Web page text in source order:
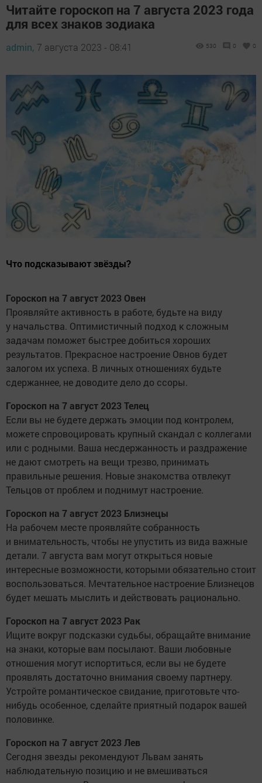
Читайте гороскоп на 7 августа 2023 года
для всех знаков зодиака
admin, 7 августа 2023 - 08:41 530 0 0
Что подсказывают звёзды?
Гороскоп на 7 август 2023 Овен
Проявляйте активность в работе, будьте на виду
у начальства. Оптимистичный подход к сложным
задачам поможет быстрее добиться хороших
результатов. Прекрасное настроение Овнов будет
залогом их успеха. В личных отношениях будьте
сдержаннее, не доводите дело до ссоры.
Гороскоп на 7 август 2023 Телец
Если вы не будете держать эмоции под контролем,
можете спровоцировать крупный скандал с коллегами
или с родными. Ваша несдержанность и раздражение
не дают смотреть на вещи трезво, принимать
правильные решения. Новые знакомства отвлекут
Тельцов от проблем и поднимут настроение.
Гороскоп на 7 август 2023 Близнецы
На рабочем месте проявляйте собранность
и внимательность, чтобы не упустить из вида важные
детали. 7 августа вам могут открыться новые
интересные возможности, которыми обязательно стоит
воспользоваться. Мечтательное настроение Близнецов
будет мешать мыслить и действовать рационально.
Гороскоп на 7 август 2023 Рак
Ищите вокруг подсказки судьбы, обращайте внимание
на знаки, которые вам посылают. Ваши любовные
отношения могут испортиться, если вы не будете
проявлять достаточно внимания своему партнеру.
Устройте романтическое свидание, приготовьте что-
нибудь особенное, сделайте приятный подарок вашей
половинке.
Гороскоп на 7 август 2023 Лев
Сегодня звезды рекомендуют Львам занять
наблюдательную позицию и не вмешиваться